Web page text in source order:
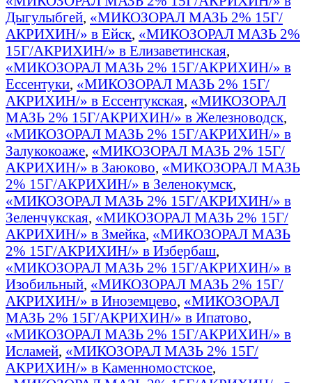
Дыгулыбгей, «МИКОЗОРАЛ МАЗЬ 2% 15Г/
АКРИХИН/» в Ейск, «МИКОЗОРАЛ МАЗЬ 2%
15Г/АКРИХИН/» в Елизаветинская,
«МИКОЗОРАЛ МАЗЬ 2% 15Г/АКРИХИН/» в
Ессентуки, «МИКОЗОРАЛ МАЗЬ 2% 15Г/
АКРИХИН/» в Ессентукская, «МИКОЗОРАЛ
МАЗЬ 2% 15Г/АКРИХИН/» в Железноводск,
«МИКОЗОРАЛ МАЗЬ 2% 15Г/АКРИХИН/» в
Залукокоаже, «МИКОЗОРАЛ МАЗЬ 2% 15Г/
АКРИХИН/» в Заюково, «МИКОЗОРАЛ МАЗЬ
2% 15Г/АКРИХИН/» в Зеленокумск,
«МИКОЗОРАЛ МАЗЬ 2% 15Г/АКРИХИН/» в
Зеленчукская, «МИКОЗОРАЛ МАЗЬ 2% 15Г/
АКРИХИН/» в Змейка, «МИКОЗОРАЛ МАЗЬ
2% 15Г/АКРИХИН/» в Избербаш,
«МИКОЗОРАЛ МАЗЬ 2% 15Г/АКРИХИН/» в
Изобильный, «МИКОЗОРАЛ МАЗЬ 2% 15Г/
АКРИХИН/» в Иноземцево, «МИКОЗОРАЛ
МАЗЬ 2% 15Г/АКРИХИН/» в Ипатово,
«МИКОЗОРАЛ МАЗЬ 2% 15Г/АКРИХИН/» в
Исламей, «МИКОЗОРАЛ МАЗЬ 2% 15Г/
АКРИХИН/» в Каменномостское,